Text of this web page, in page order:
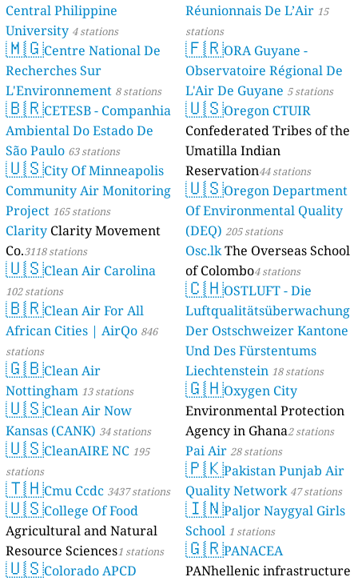
Central Philippine
University 4 stations
🇲🇬Centre National De
Recherches Sur
L'Environnement 8 stations
🇧🇷CETESB - Companhia
Ambiental Do Estado De
São Paulo 63 stations
🇺🇸City Of Minneapolis
Community Air Monitoring
Project 165 stations
Clarity Clarity Movement
Co.3118 stations
🇺🇸Clean Air Carolina
102 stations
🇧🇷Clean Air For All
African Cities | AirQo 846
stations
🇬🇧Clean Air
Nottingham 13 stations
🇺🇸Clean Air Now
Kansas (CANK) 34 stations
🇺🇸CleanAIRE NC 195
stations
🇹🇭Cmu Ccdc 3437 stations
🇺🇸College Of Food
Agricultural and Natural
Resource Sciences1 stations
🇺🇸Colorado APCD
Réunionnais De L’Air 15
stations
🇫🇷ORA Guyane -
Observatoire Régional De
L'Air De Guyane 5 stations
🇺🇸Oregon CTUIR
Confederated Tribes of the
Umatilla Indian
Reservation44 stations
🇺🇸Oregon Department
Of Environmental Quality
(DEQ) 205 stations
Osc.lkThe Overseas School
of Colombo4 stations
🇨🇭OSTLUFT - Die
Luftqualitätsüberwachung
Der Ostschweizer Kantone
Und Des Fürstentums
Liechtenstein 18 stations
🇬🇭Oxygen City
Environmental Protection
Agency in Ghana2 stations
Pai Air 28 stations
🇵🇰Pakistan Punjab Air
Quality Network 47 stations
🇮🇳Paljor Naygyal Girls
School 1 stations
🇬🇷PANACEA
PANhellenic infrastructure